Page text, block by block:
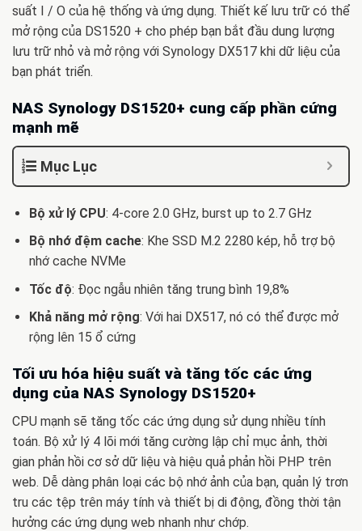
suất I / O của hệ thống và ứng dụng. Thiết kế lưu trữ có thể
mở rộng của DS1520 + cho phép bạn bắt đầu dung lượng
lưu trữ nhỏ và mở rộng với Synology DX517 khi dữ liệu của
bạn phát triển.
NAS Synology DS1520+ cung cấp phần cứng
mạnh mẽ
Mục Lục
Bộ xử lý CPU: 4-core 2.0 GHz, burst up to 2.7 GHz
Bộ nhớ đệm cache: Khe SSD M.2 2280 kép, hỗ trợ bộ
nhớ cache NVMe
Tốc độ: Đọc ngẫu nhiên tăng trung bình 19,8%
Khả năng mở rộng: Với hai DX517, nó có thể được mở
rộng lên 15 ổ cứng
Tối ưu hóa hiệu suất và tăng tốc các ứng
dụng của NAS Synology DS1520+
CPU mạnh sẽ tăng tốc các ứng dụng sử dụng nhiều tính
toán. Bộ xử lý 4 lõi mới tăng cường lập chỉ mục ảnh, thời
gian phản hồi cơ sở dữ liệu và hiệu quả phản hồi PHP trên
web. Dễ dàng phân loại các bộ nhớ ảnh của bạn, quản lý trơn
tru các tệp trên máy tính và thiết bị di động, đồng thời tận
hưởng các ứng dụng web nhanh như chớp.